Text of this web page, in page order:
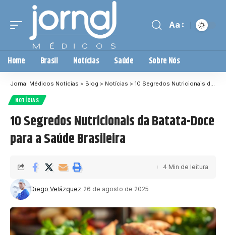
Aa
Home Brasil Notícias Saúde Sobre Nós
Jornal Médicos Notícias > Blog > Notícias > 10 Segredos Nutricionais da Batata-Doce para a Saúde Brasileira
NOTÍCIAS
10 Segredos Nutricionais da Batata-Doce
para a Saúde Brasileira
Diego Velázquez 26 de agosto de 2025
4 Min de leitura